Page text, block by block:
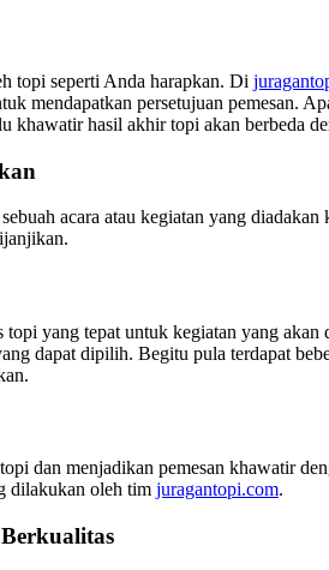
topi seperti Anda harapkan. Di
mendapatkan persetujuan pemesan.
khawatir hasil akhir topi akan berbeda
acara atau kegiatan yang
yang tepat untuk kegiatan yang
dapat dipilih. Begitu pula terdapat
dan menjadikan pemesan khawatir
dilakukan oleh tim juragantopi.com.